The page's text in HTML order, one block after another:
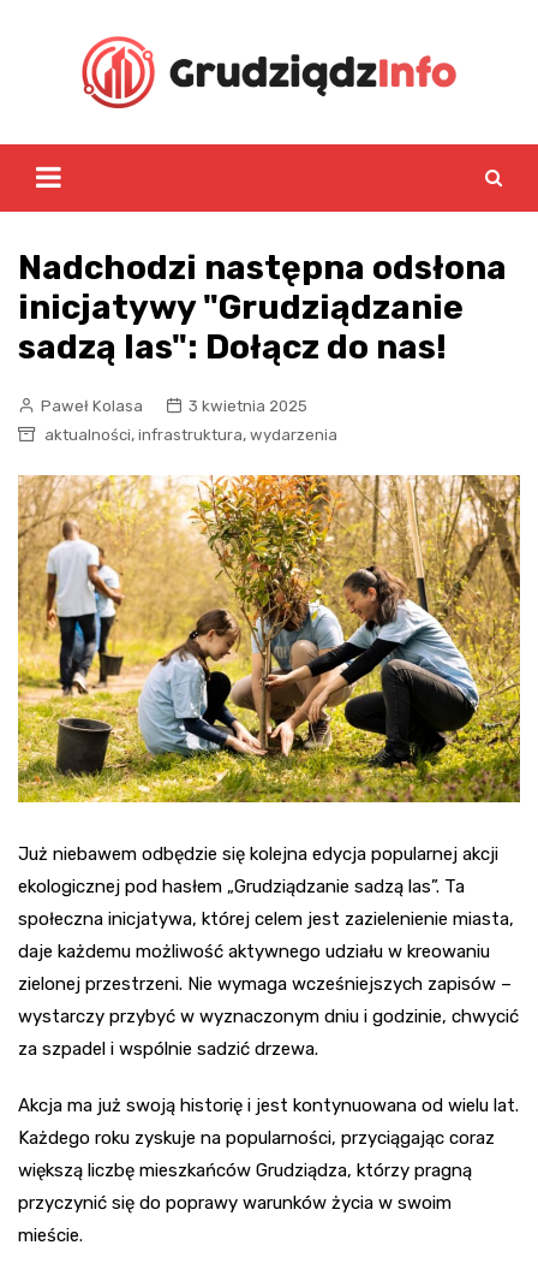
Nadchodzi następna odsłona
inicjatywy "Grudziądzanie
sadzą las": Dołącz do nas!
Paweł Kolasa
3 kwietnia 2025
aktualności, infrastruktura, wydarzenia
Już niebawem odbędzie się kolejna edycja popularnej akcji
ekologicznej pod hasłem „Grudziądzanie sadzą las”. Ta
społeczna inicjatywa, której celem jest zazielenienie miasta,
daje każdemu możliwość aktywnego udziału w kreowaniu
zielonej przestrzeni. Nie wymaga wcześniejszych zapisów –
wystarczy przybyć w wyznaczonym dniu i godzinie, chwycić
za szpadel i wspólnie sadzić drzewa.
Akcja ma już swoją historię i jest kontynuowana od wielu lat.
Każdego roku zyskuje na popularności, przyciągając coraz
większą liczbę mieszkańców Grudziądza, którzy pragną
przyczynić się do poprawy warunków życia w swoim
mieście.